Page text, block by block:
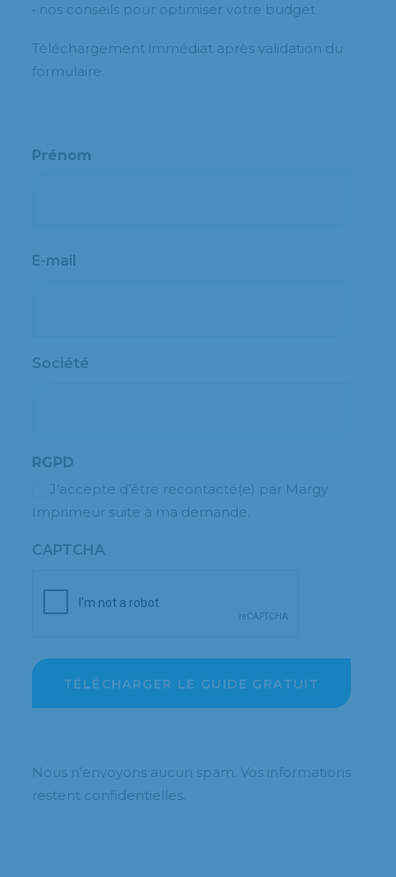
• nos conseils pour optimiser votre budget
Téléchargement immédiat après validation du
formulaire.
Prénom
E-mail
Société
RGPD
J’accepte d’être recontacté(e) par Margy
Imprimeur suite à ma demande.
CAPTCHA
Nous n’envoyons aucun spam. Vos informations
restent confidentielles.